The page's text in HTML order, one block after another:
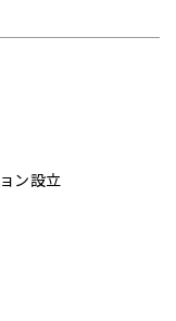
ン設立